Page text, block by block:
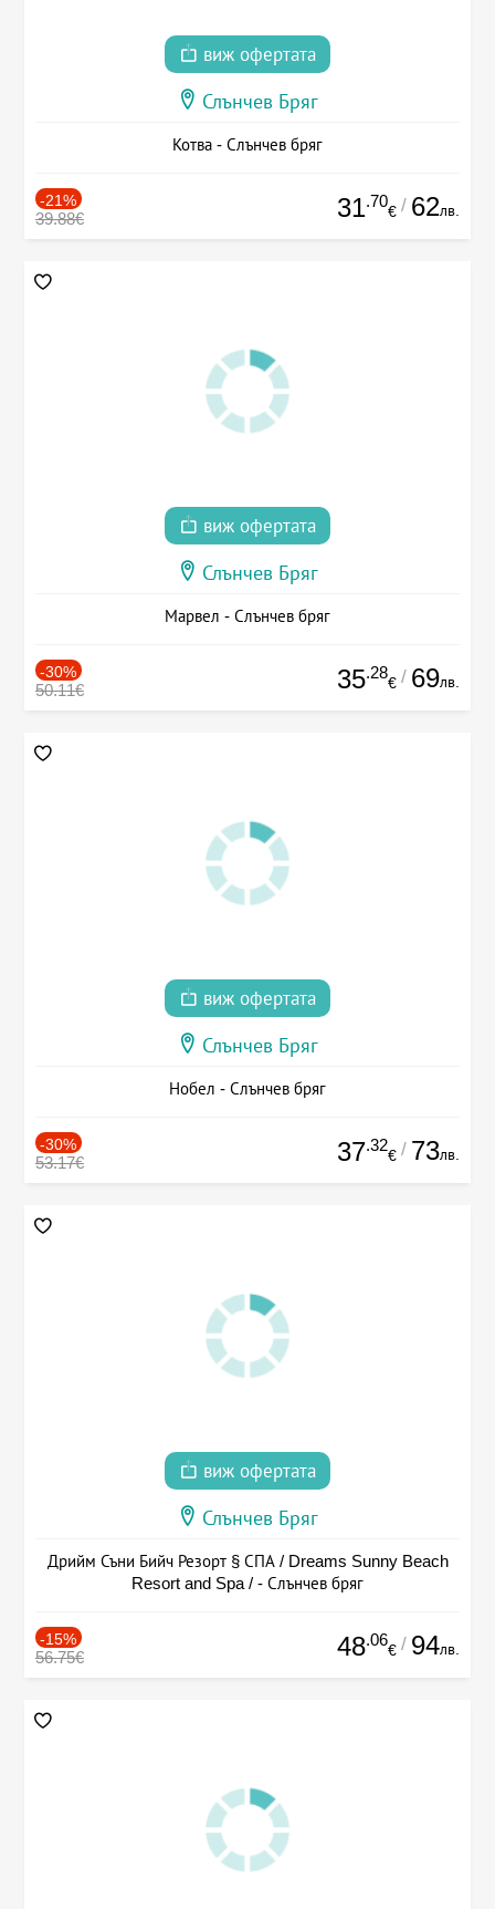
виж офертата
Слънчев Бряг
Котва - Слънчев бряг
-21%
39.88€ 31.70
€ / 62лв.
виж офертата
Слънчев Бряг
Марвел - Слънчев бряг
-30%
50.11€ 35.28
€ / 69лв.
виж офертата
Слънчев Бряг
Нобел - Слънчев бряг
-30%
53.17€ 37.32
€ / 73лв.
виж офертата
Слънчев Бряг
Дрийм Съни Бийч Резорт § СПА / Dreams Sunny Beach
Resort and Spa / - Слънчев бряг
-15%
56.75€ 48.06
€ / 94лв.